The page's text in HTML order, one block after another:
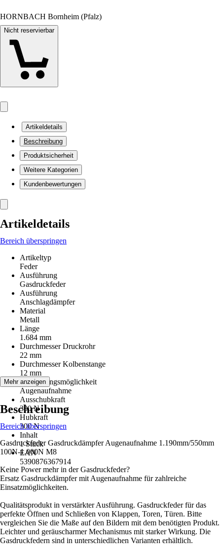
HORNBACH Bornheim (Pfalz)
Nicht reservierbar
Artikeldetails
Beschreibung
Produktsicherheit
Weitere Kategorien
Kundenbewertungen
Artikeldetails
Bereich überspringen
Artikeltyp
Feder
Ausführung
Gasdruckfeder
Ausführung
Anschlagdämpfer
Material
Metall
Länge
1.684 mm
Durchmesser Druckrohr
22 mm
Durchmesser Kolbenstange
12 mm
Befestigungsmöglichkeit
Augenaufnahme
Ausschubkraft
300 N
Hubkraft
300 N
Inhalt
1 Stück
EAN
5390876367914
Mehr anzeigen
Beschreibung
Bereich überspringen
Gasdruckfeder Gasdruckdämpfer Augenaufnahme 1.190mm/550mm
100N-1.000N M8
Keine Power mehr in der Gasdruckfeder?
Ersatz Gasdruckdämpfer mit Augenaufnahme für zahlreiche
Einsatzmöglichkeiten.
Qualitätsprodukt in verstärkter Ausführung. Gasdruckfeder für das
perfekte Öffnen und Schließen von Klappen, Toren, Türen. Bitte
vergleichen Sie die Maße auf den Bildern mit dem benötigten Produkt.
Leichter und geräuscharmer Mechanismus mit starker Wirkung. Die
Gasdruckfedern sind in unterschiedlichen Varianten erhältlich.